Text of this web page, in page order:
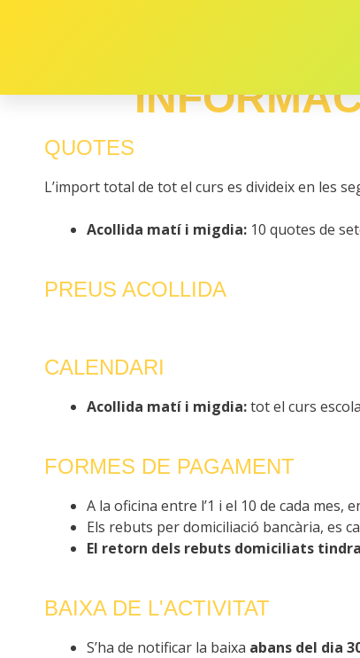
QUOTES
L’import total de tot el curs es divideix en les
Acollida matí i migdia: 10 quotes de
PREUS ACOLLIDA
CALENDARI
Acollida matí i migdia:tot el curs
FORMES DE PAGAMENT
A la oficina entre l’1 i el 10 de cada mes,
Els rebuts per domiciliació bancària, es
El retorn dels rebuts domiciliats
BAIXA DE L'ACTIVITAT
S’ha de notificar la baixa abans del dia